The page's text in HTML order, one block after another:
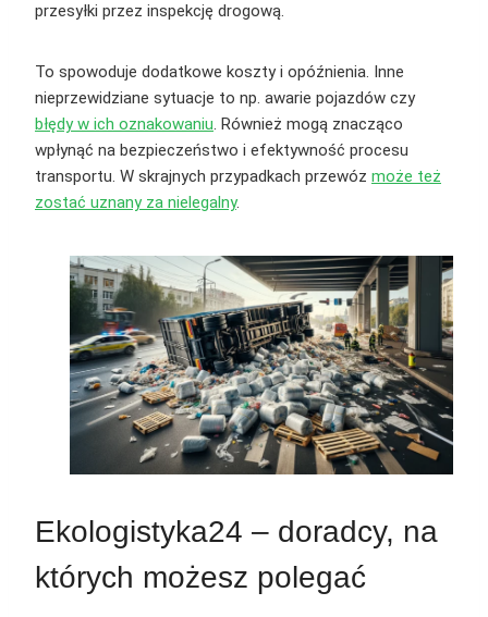
przesyłki przez inspekcję drogową.
To spowoduje dodatkowe koszty i opóźnienia. Inne
nieprzewidziane sytuacje to np. awarie pojazdów czy
błędy w ich oznakowaniu. Również mogą znacząco
wpłynąć na bezpieczeństwo i efektywność procesu
transportu. W skrajnych przypadkach przewóz może też
zostać uznany za nielegalny.
Ekologistyka24 – doradcy, na
których możesz polegać